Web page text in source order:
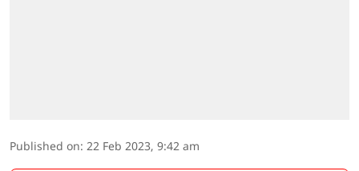
Published on: 22 Feb 2023, 9:42 am